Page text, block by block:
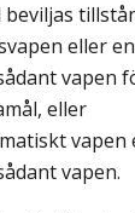
eller
vapen
eller
vapen
vapen.